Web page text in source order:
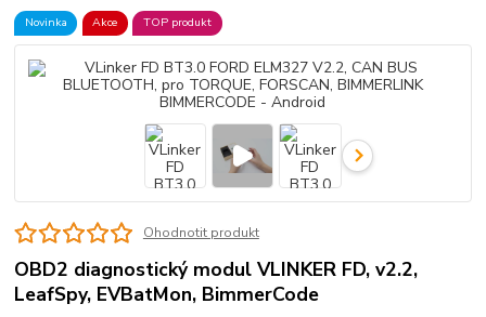
Novinka Akce TOP produkt
Ohodnotit produkt
OBD2 diagnostický modul VLINKER FD, v2.2,
LeafSpy, EVBatMon, BimmerCode